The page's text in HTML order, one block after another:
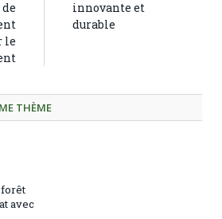
le
innovante et
durable
THÈME
forêt
avec